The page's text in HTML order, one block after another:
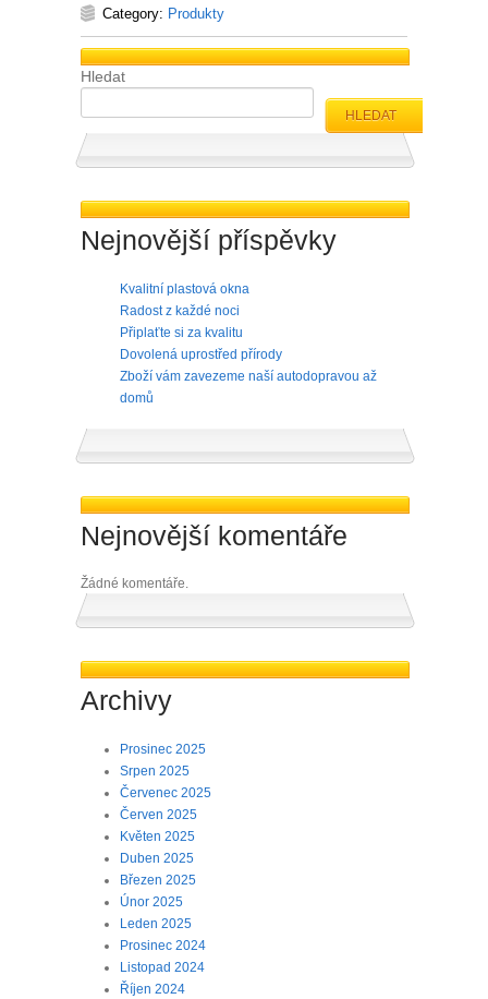
Category: Produkty
Hledat
HLEDAT
Nejnovější příspěvky
Kvalitní plastová okna
Radost z každé noci
Připlaťte si za kvalitu
Dovolená uprostřed přírody
Zboží vám zavezeme naší autodopravou až
domů
Nejnovější komentáře
Žádné komentáře.
Archivy
Prosinec 2025
Srpen 2025
Červenec 2025
Červen 2025
Květen 2025
Duben 2025
Březen 2025
Únor 2025
Leden 2025
Prosinec 2024
Listopad 2024
Říjen 2024